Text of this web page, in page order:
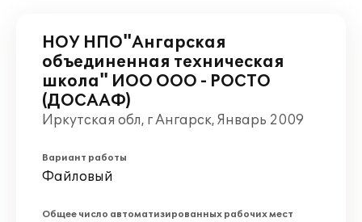
НОУ НПО"Ангарская
объединенная техническая
школа" ИОО ООО - РОСТО
(ДОСААФ)
Иркутская обл, г Ангарск, Январь 2009
Вариант работы
Файловый
Общее число автоматизированных рабочих мест